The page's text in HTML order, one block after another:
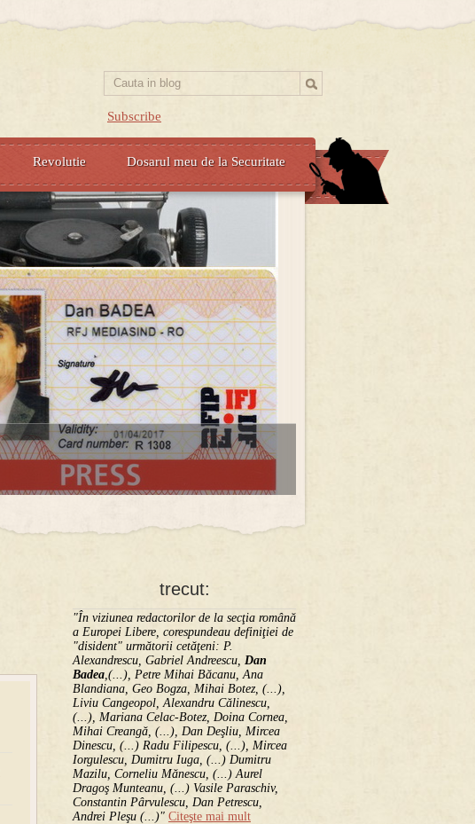
Subscribe
Revolutie Dosarul meu de la Securitate
trecut:
"În viziunea redactorilor de la secţia română
a Europei Libere, corespundeau definiţiei de
"disident" următorii ce­tă­ţeni: P.
Alexandrescu, Gabriel Andreescu, Dan
Badea,(...), Petre Mihai Băcanu, Ana
Blandiana, Geo Bogza, Mihai Botez, (...),
Liviu Cangeopol, Alexandru Călinescu,
(...), Mariana Celac-Botez, Doina Cornea,
Mihai Creangă, (...), Dan Deşliu, Mircea
Dinescu, (...) Radu Filipescu, (...), Mircea
Iorgulescu, Dumitru Iuga, (...) Dumitru
Mazilu, Corneliu Mănescu, (...) Aurel
Dragoş Munteanu, (...) Vasile Paraschiv,
Constantin Pârvulescu, Dan Petrescu,
Andrei Pleşu (...)" Citeşte mai mult